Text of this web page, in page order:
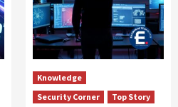
Knowledge
Security Corner
Top Story